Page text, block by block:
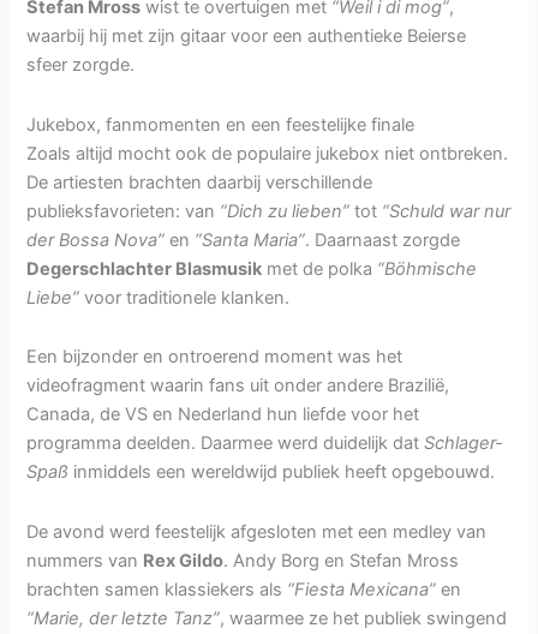
Stefan Mross wist te overtuigen met “Weil i di mog”,
waarbij hij met zijn gitaar voor een authentieke Beierse
sfeer zorgde.
Jukebox, fanmomenten en een feestelijke finale
Zoals altijd mocht ook de populaire jukebox niet ontbreken.
De artiesten brachten daarbij verschillende
publieksfavorieten: van “Dich zu lieben” tot “Schuld war nur
der Bossa Nova” en “Santa Maria”. Daarnaast zorgde
Degerschlachter Blasmusik met de polka “Böhmische
Liebe” voor traditionele klanken.
Een bijzonder en ontroerend moment was het
videofragment waarin fans uit onder andere Brazilië,
Canada, de VS en Nederland hun liefde voor het
programma deelden. Daarmee werd duidelijk datSchlager-
Spaß inmiddels een wereldwijd publiek heeft opgebouwd.
De avond werd feestelijk afgesloten met een medley van
nummers van Rex Gildo. Andy Borg en Stefan Mross
brachten samen klassiekers als “Fiesta Mexicana” en
“Marie, der letzte Tanz”, waarmee ze het publiek swingend